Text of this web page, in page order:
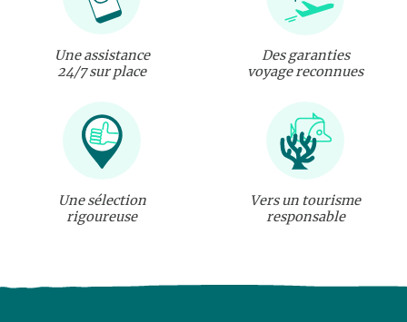
Une assistance
24/7 sur place
Des garanties
voyage reconnues
Une sélection
rigoureuse
Vers un tourisme
responsable